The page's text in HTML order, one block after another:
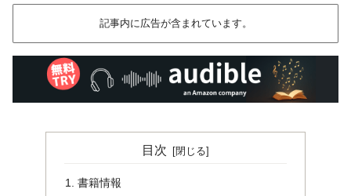
記事内に広告が含まれています。
目次
書籍情報